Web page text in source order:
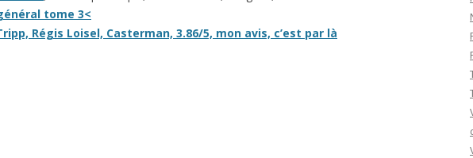
tome 3<
Régis Loisel, Casterman, 3.86/5, mon avis, c’est par là